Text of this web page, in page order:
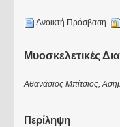
Ανοικτή Πρόσβαση
Μυοσκελετικές
Αθανάσιος Μπίτσιος,
Περίληψη